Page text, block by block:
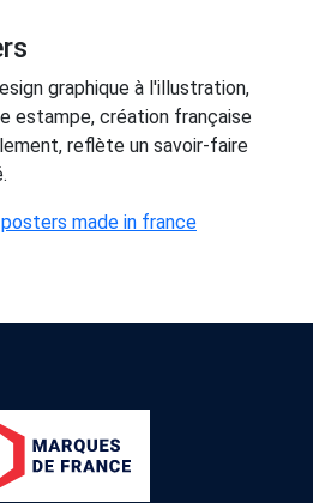
graphique à l'illustration,
estampe, création française
reflète un savoir-faire
made in france